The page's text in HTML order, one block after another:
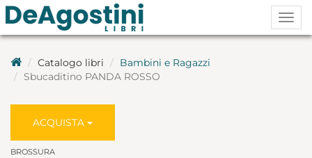
Catalogo libri
Bambini e Ragazzi
Sbucaditino PANDA ROSSO
ACQUISTA
BROSSURA